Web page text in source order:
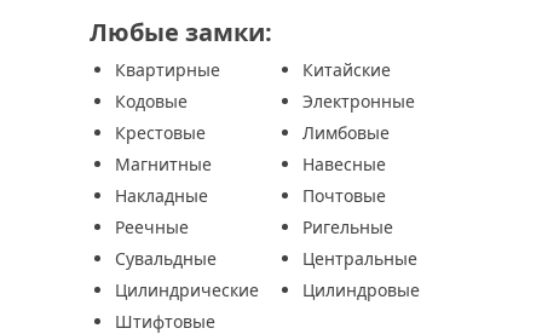
Любые замки:
Квартирные
Китайские
Кодовые
Электронные
Крестовые
Лимбовые
Магнитные
Навесные
Накладные
Почтовые
Реечные
Ригельные
Сувальдные
Центральные
Цилиндрические
Цилиндровые
Штифтовые